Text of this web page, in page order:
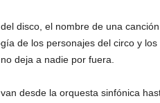
disco, el nombre de una
de los personajes del circo y
deja a nadie por fuera.
desde la orquesta sinfónica